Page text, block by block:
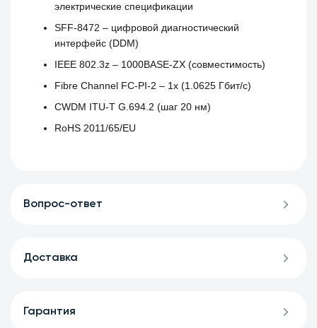
электрические спецификации
SFF‑8472 – цифровой диагностический
интерфейс (DDM)
IEEE 802.3z – 1000BASE‑ZX (совместимость)
Fibre Channel FC‑PI‑2 – 1x (1.0625 Гбит/с)
CWDM ITU‑T G.694.2 (шаг 20 нм)
RoHS 2011/65/EU
Вопрос-ответ
Доставка
Гарантия